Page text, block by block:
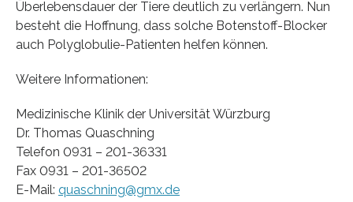
Überlebensdauer der Tiere deutlich zu verlängern. Nun
besteht die Hoffnung, dass solche Botenstoff-Blocker
auch Polyglobulie-Patienten helfen können.
Weitere Informationen:
Medizinische Klinik der Universität Würzburg
Dr. Thomas Quaschning
Telefon 0931 – 201-36331
Fax 0931 – 201-36502
E-Mail: quaschning@gmx.de